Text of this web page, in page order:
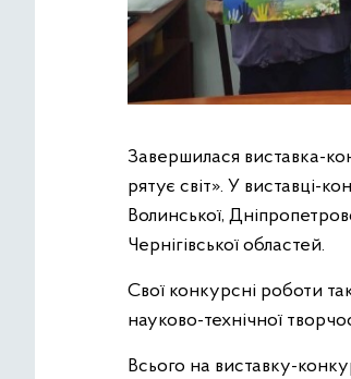
Завершилася виставка-
рятує світ». У виставці-
Волинської,
Чернігівської областей.
Свої конкурсні роботи
науково-технічної
Всього на виставку-